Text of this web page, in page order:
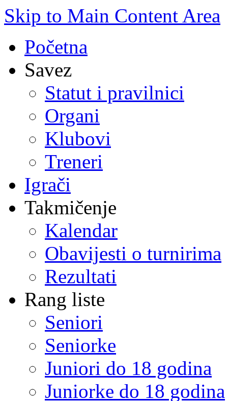
Skip to Main Content Area
Početna
Savez
Statut i pravilnici
Organi
Klubovi
Treneri
Igrači
Takmičenje
Kalendar
Obavijesti o turnirima
Rezultati
Rang liste
Seniori
Seniorke
Juniori do 18 godina
Juniorke do 18 godina